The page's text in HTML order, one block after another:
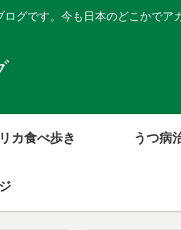
グです。今も日本のどこかでア
カ食べ歩き うつ病